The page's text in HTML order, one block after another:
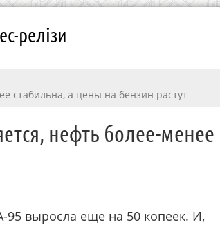
релізи
стабильна, а цены на бензин растут
нефть более-менее
95 выросла еще на 50 копеек. И,